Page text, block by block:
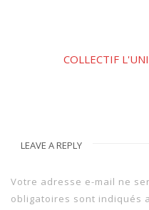
COLLECTIF
LEAVE A REPLY
Votre adresse e-mail ne
obligatoires sont indiqués